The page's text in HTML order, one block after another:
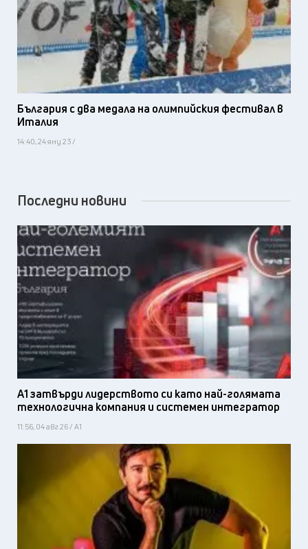
България с два медала на олимпийския фестивал в
Италия
14:40, 24 яну 23 /
Последни новини
А1 затвърди лидерството си като най-голямата
технологична компания и системен интегратор
11:56, 04 авг 26 / А1